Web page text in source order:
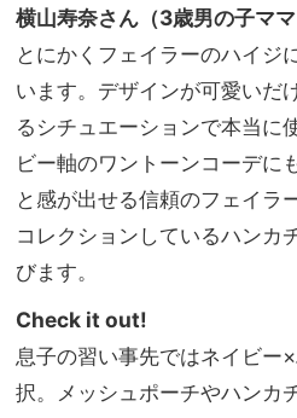
横山寿奈さん（3歳男の子ママ
とにかくフェイラーのハイジ
います。デザインが可愛いだ
るシチュエーションで本当に
ビー軸のワントーンコーデに
と感が出せる信頼のフェイ
コレクションしているハンカ
びます。
Check it out!
息子の習い事先ではネイビー
択。メッシュポーチやハンカ